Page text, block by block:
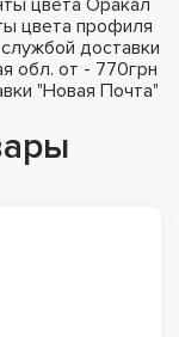
цвета профиля
доставки
обл. от - 770грн
"Новая Почта"